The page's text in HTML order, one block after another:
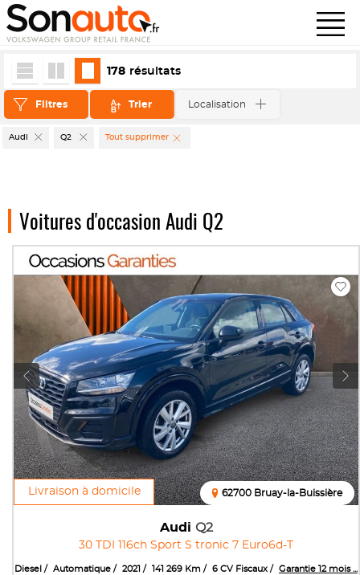
Audi Q2 Tout supprimer
Filtres Trier Localisation
178 résultats
Voitures d'occasion Audi Q2
Livraison à domicile
Audi Q2
30 TDI 116ch Sport S tronic 7 Euro6d-T
62700 Bruay-la-Buissière
Diesel Automatique 2021 141 269 Km 6 CV Fiscaux Garantie 12 mois ...